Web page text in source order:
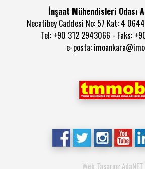
İnşaat Mühendisleri Odası
Necatibey Caddesi No: 57 Kat: 4
Tel: +90 312 2943066 - Faks:
e-posta:
Web Tasarım: AdaNET